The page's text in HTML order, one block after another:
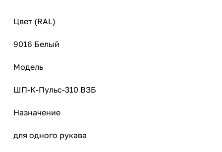
Цвет (RAL)
9016 Белый
Модель
ШП-К-Пульс-310 ВЗБ
Назначение
для одного рукава